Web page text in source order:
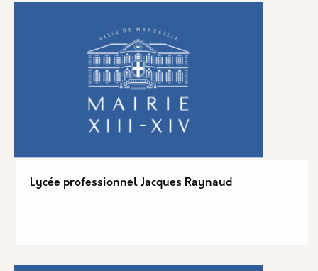
Lycée professionnel Jacques Raynaud